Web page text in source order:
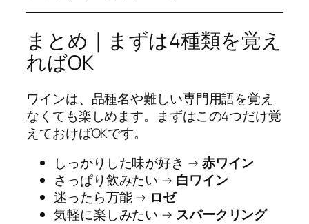
まとめ｜まずは4種類を覚え
ればOK
ワインは、品種名や難しい専門用語を覚え
なくても楽しめます。まずはこの4つだけ覚
えておけばOKです。
しっかりした味が好き → 赤ワイン
さっぱり飲みたい → 白ワイン
迷ったら万能 → ロゼ
気軽に楽しみたい → スパークリング